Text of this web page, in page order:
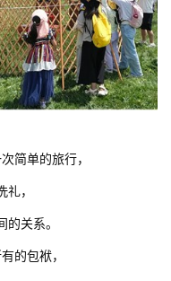
简单的旅行，
礼，
的关系。
的包袱，